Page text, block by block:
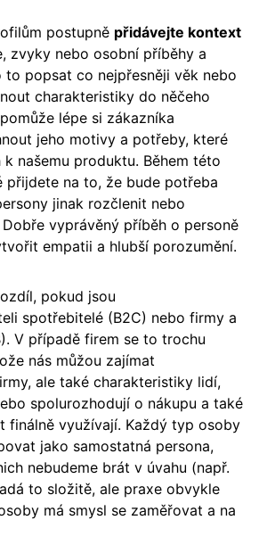
postupně přidávejte kontext
zvyky nebo osobní příběhy a
to popsat co nejpřesněji věk nebo
charakteristiky do něčeho
lépe si zákazníka
jeho motivy a potřeby, které
našemu produktu. Během této
přijdete na to, že bude potřeba
jinak rozčlenit nebo
vyprávěný příběh o personě
empatii a hlubší porozumění.
pokud jsou
spotřebitelé (B2C) nebo firmy a
V případě firem se to trochu
nás můžou zajímat
ale také charakteristiky lidí,
spolurozhodují o nákupu a také
finálně využívají. Každý typ osoby
jako samostatná persona,
nebudeme brát v úvahu (např.
to složitě, ale praxe obvykle
má smysl se zaměřovat a na